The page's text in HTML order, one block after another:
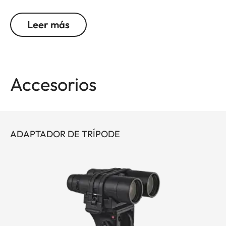
sigue siendo fiel a su promesa de marca y a su
enfoque en lo esencial, y continúa evolucionando
¿No quieres tener que elegir entre una potente
combinación posible en un solo producto, a un
campo de visión excepcional en su clase, así como
un gran detalle de imagen y una fascinante
precisión cromática.
Leer más
Accesorios
ADAPTADOR DE TRÍPODE